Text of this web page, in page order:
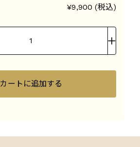
¥9,900 (税込)
カートに追加する